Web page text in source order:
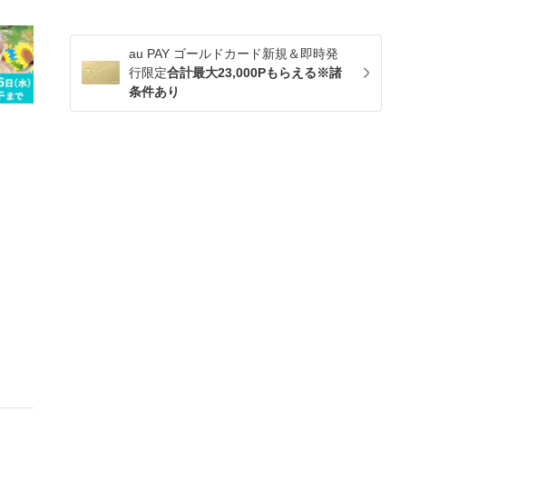
au PAY ゴールドカード新規＆即時発
行限定合計最大23,000Pもらえる※諸
条件あり